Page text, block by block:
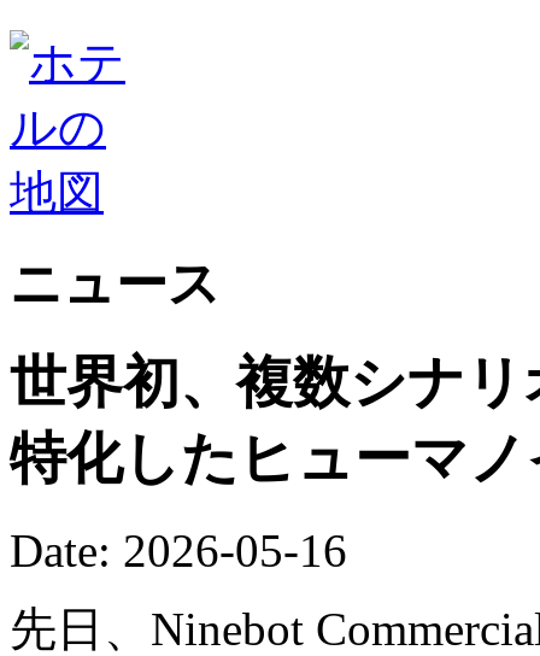
ニュース
世界初、複数シナ
特化したヒューマ
Date: 2026-05-16
先日、Ninebot